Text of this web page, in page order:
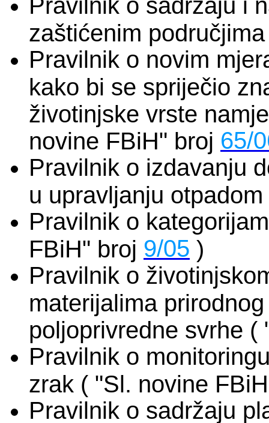
Pravilnik o sadržaju i
zaštićenim
Pravilnik o novim
kako bi se spriječio
životinjske vrste
novine FBiH" broj 65/
Pravilnik o izdavanju
u upravljanju
Pravilnik o
FBiH" broj 9/05 )
Pravilnik o
materijalima
poljoprivredne svrhe
Pravilnik o
zrak ( "Sl. novine
Pravilnik o sadržaju